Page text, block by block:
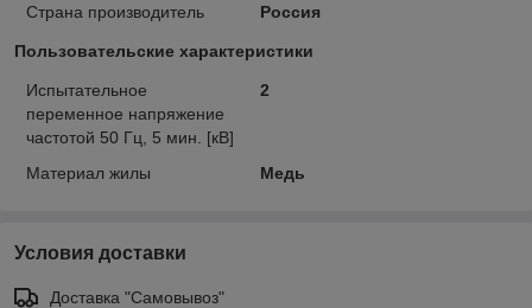
Страна производитель Россия
Пользовательские характеристики
Испытательное
переменное напряжение
частотой 50 Гц, 5 мин. [кВ]
2
Материал жилы Медь
Условия доставки
Доставка "Самовывоз"